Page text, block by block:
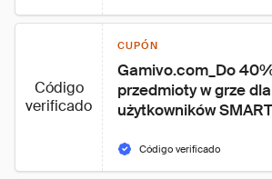
Código
verificado
CUPÓN
Gamivo.com_Do
przedmioty w grze
użytkowników SMART
Código verificado